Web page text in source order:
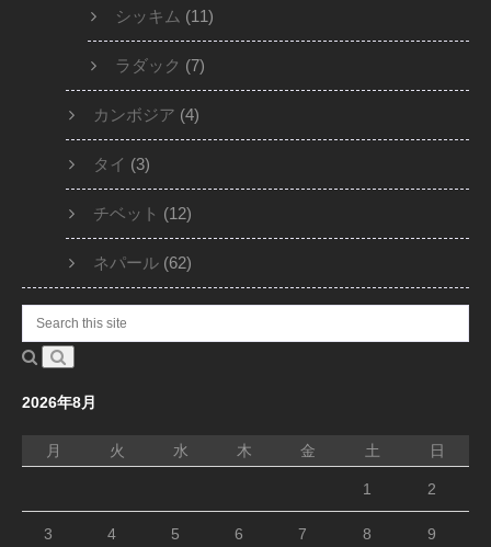
シッキム (11)
ラダック (7)
カンボジア (4)
タイ (3)
チベット (12)
ネパール (62)
2026年8月
月 火 水 木 金 土 日
1 2
3 4 5 6 7 8 9